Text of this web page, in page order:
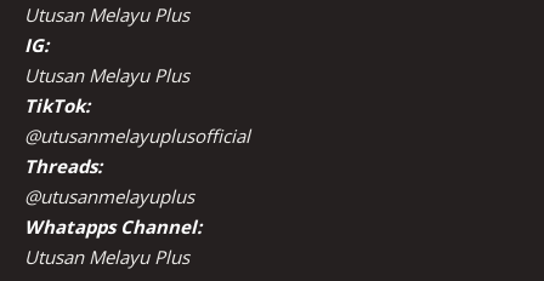
Utusan Melayu Plus
IG:
Utusan Melayu Plus
TikTok:
@utusanmelayuplusofficial
Threads:
@utusanmelayuplus
Whatapps Channel:
Utusan Melayu Plus